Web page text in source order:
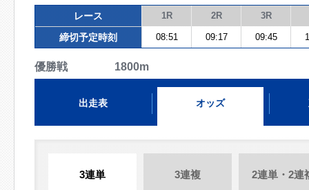
レース 1R 2R 3R
締切予定時刻 08:51 09:17 09:45
優勝戦 1800m
出走表 オッズ
3連単 3連複 2連単・2連